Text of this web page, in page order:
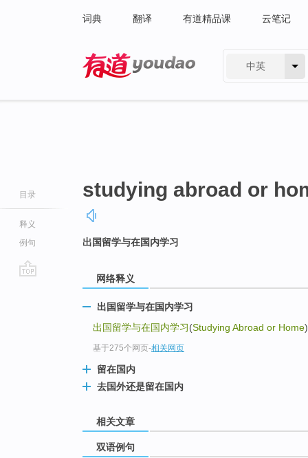
词典 翻译 有道精品课 云笔记
中英
目录
释义
例句
studying abroad or
出国留学与在国内学习
网络释义
出国留学与在国内学习
出国留学与在国内学习(Studying Abroad or Home
基于275个网页-相关网页
留在国内
去国外还是留在国内
相关文章
双语例句